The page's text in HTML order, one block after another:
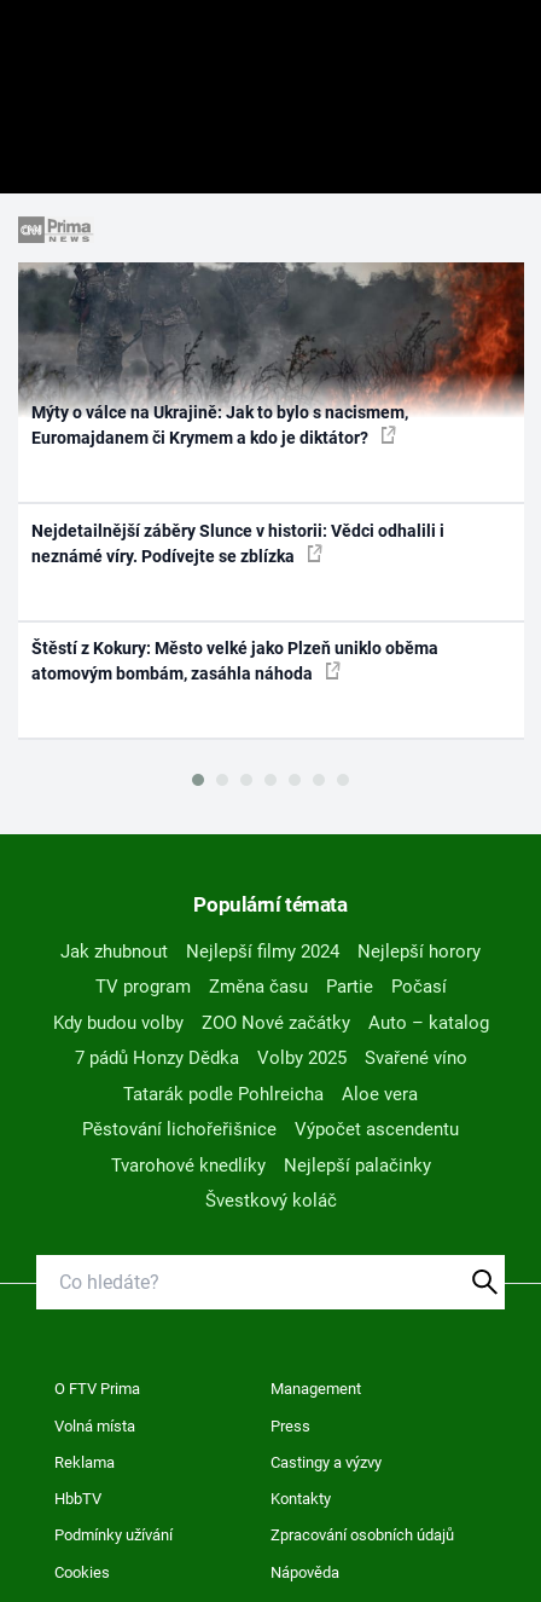
Mýty o válce na Ukrajině: Jak to bylo s nacismem,
Euromajdanem či Krymem a kdo je diktátor?
Nejdetailnější záběry Slunce v historii: Vědci odhalili i
neznámé víry. Podívejte se zblízka
Štěstí z Kokury: Město velké jako Plzeň uniklo oběma
atomovým bombám, zasáhla náhoda
Populární témata
Jak zhubnout Nejlepší filmy 2024
Nejlepší horory
TV program
Změna času Partie
Počasí
Kdy budou volby
ZOO Nové začátky
Auto – katalog
7 pádů Honzy Dědka
Volby 2025
Svařené víno
Tatarák podle Pohlreicha
Aloe vera
Pěstování lichořeřišnice
Výpočet ascendentu
Tvarohové knedlíky
Nejlepší palačinky
Švestkový koláč
O FTV Prima Management
Volná místa Press
Reklama Castingy a výzvy
HbbTV Kontakty
Podmínky užívání Zpracování osobních údajů
Cookies Nápověda